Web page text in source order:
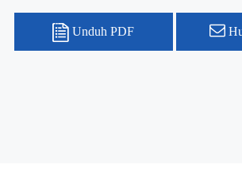
Unduh PDF